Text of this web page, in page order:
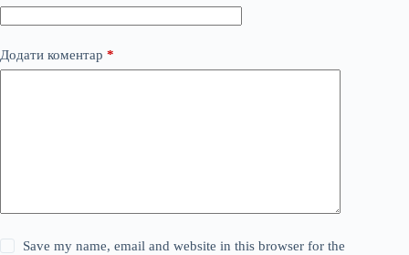
Додати коментар *
Save my name, email and website in this browser for the